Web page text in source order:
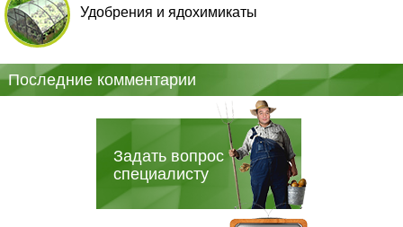
Удобрения и ядохимикаты
Последние комментарии
Задать вопрос
специалисту